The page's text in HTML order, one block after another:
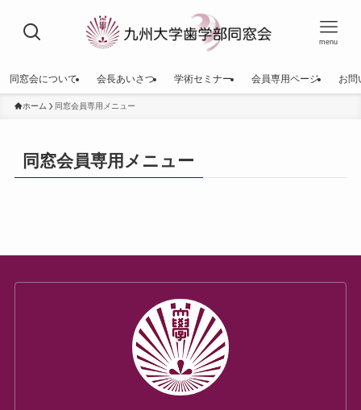
menu
同窓会について 会長あいさつ 学術セミナー 会員専用ページ お問
ホーム 同窓会員専用メニュー
同窓会員専用メニュー